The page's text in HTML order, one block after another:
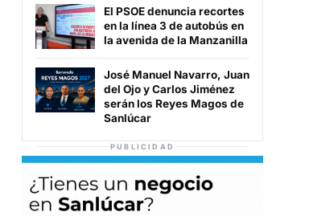
El PSOE denuncia recortes
en la línea 3 de autobús en
la avenida de la Manzanilla
José Manuel Navarro, Juan
del Ojo y Carlos Jiménez
serán los Reyes Magos de
Sanlúcar
PUBLICIDAD